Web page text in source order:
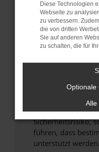
verhindern.
anderen Browser
Fenster?
Starte dein
Probleme zu
Betriebssystem
Veraltete
Sicherheitsrisiko,
führen, dass
unterstützt werden.
Diese Technologien
Webseite zu
zu verbessern.
die von dritten
Sie auf anderen
zu schalten, die für
Optionale
Alle